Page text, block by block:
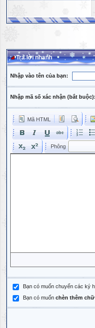
Trả lời nhanh
Nhập vào tên của bạn:
Nhập mã số xác nhận (bắt buộc):
Mã HTML
Phông
Bạn có muốn chuyển các ký
Bạn có muốn chèn thêm